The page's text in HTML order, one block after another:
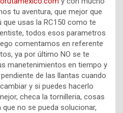
tu aventura, que mejor que
usas la RC150 como te
todos esos parametros
comentamos en referente
ya por último NO se te
manetenimientos en tiempo y
de las llantas cuando
y si puedes hacerlo
checa la tornilleria, cosas
no se pueda solucionar,